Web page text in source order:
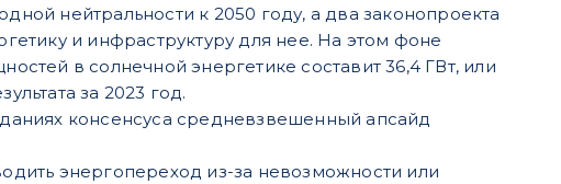
нейтральности к 2050 году, а два законопроекта
и инфраструктуру для нее. На этом фоне
в солнечной энергетике составит 36,4 ГВт, или
за 2023 год.
консенсуса средневзвешенный апсайд
энергопереход из-за невозможности или